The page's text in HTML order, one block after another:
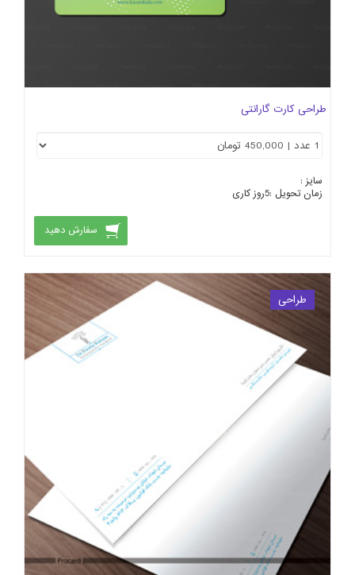
طراحی کارت گارانتی
سایز :
زمان تحویل :5روز کاری
سفارش دهید
طراحی